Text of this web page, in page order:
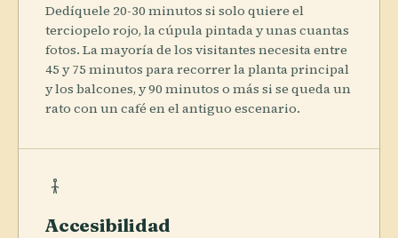
Dedíquele 20-30 minutos si solo quiere el
terciopelo rojo, la cúpula pintada y unas cuantas
fotos. La mayoría de los visitantes necesita entre
45 y 75 minutos para recorrer la planta principal
y los balcones, y 90 minutos o más si se queda un
rato con un café en el antiguo escenario.
Accesibilidad